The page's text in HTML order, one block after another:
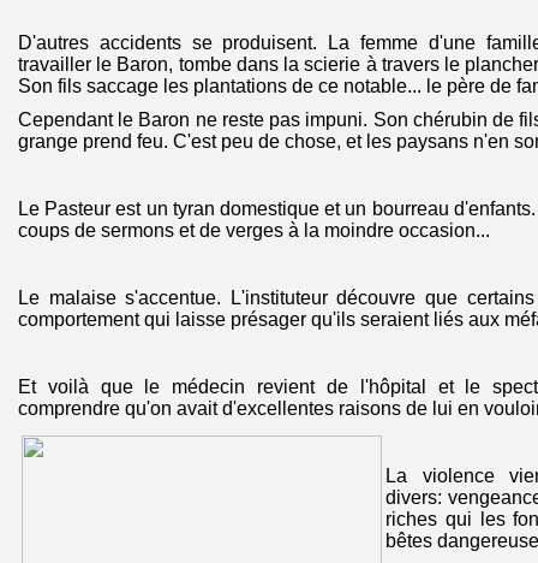
D'autres accidents se produisent. La femme d'une
travailler le Baron, tombe dans la scierie à travers le
Son fils saccage les plantations de ce notable... le père de
Cependant le Baron ne reste pas impuni. Son chérubin de
grange prend feu. C'est peu de chose, et les paysans n'en
Le Pasteur est un tyran domestique et un bourreau
coups de sermons et de verges à la moindre occasion...
Le malaise s'accentue. L'instituteur découvre que
comportement qui laisse présager qu'ils seraient liés aux
Et voilà que le médecin revient de l'hôpital et le
comprendre qu'on avait d'excellentes raisons de lui en
La violence
divers:
riches qui les
bêtes